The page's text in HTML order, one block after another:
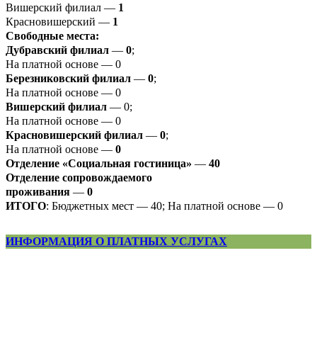
Вишерский филиал — 1
Красновишерский — 1
Свободные места:
Дубравский филиал — 0;
На платной основе — 0
Березниковский филиал — 0;
На платной основе — 0
Вишерский филиал — 0;
На платной основе — 0
Красновишерский филиал — 0;
На платной основе — 0
Отделение «Социальная гостиница» — 40
Отделение сопровождаемого
проживания — 0
ИТОГО: Бюджетных мест — 40; На платной основе — 0
ИНФОРМАЦИЯ О ПЛАТНЫХ УСЛУГАХ